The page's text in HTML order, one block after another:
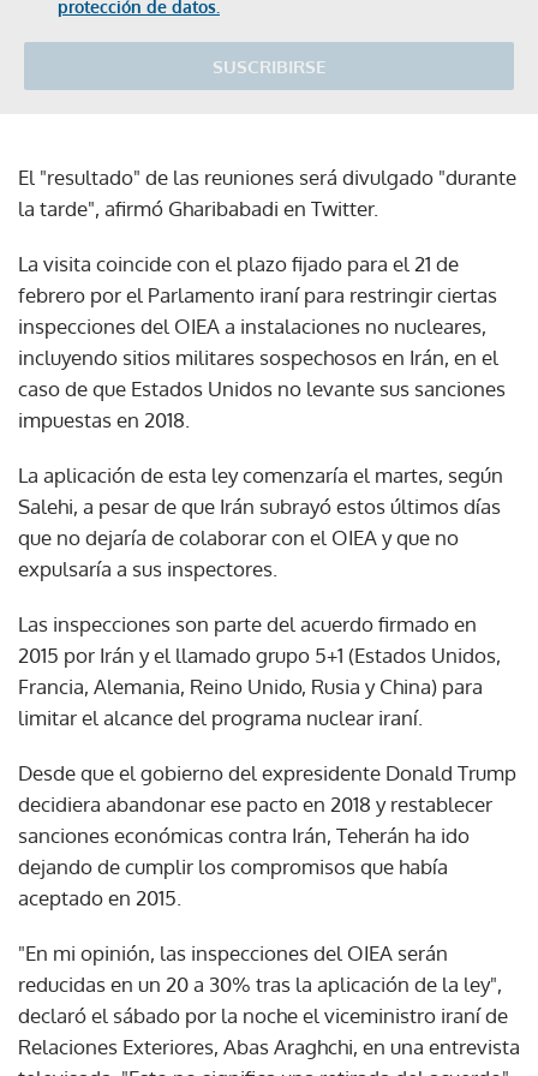
protección de datos.
SUSCRIBIRSE
El "resultado" de las reuniones será divulgado "durante
la tarde", afirmó Gharibabadi en Twitter.
La visita coincide con el plazo fijado para el 21 de
febrero por el Parlamento iraní para restringir ciertas
inspecciones del OIEA a instalaciones no nucleares,
incluyendo sitios militares sospechosos en Irán, en el
caso de que Estados Unidos no levante sus sanciones
impuestas en 2018.
La aplicación de esta ley comenzaría el martes, según
Salehi, a pesar de que Irán subrayó estos últimos días
que no dejaría de colaborar con el OIEA y que no
expulsaría a sus inspectores.
Las inspecciones son parte del acuerdo firmado en
2015 por Irán y el llamado grupo 5+1 (Estados Unidos,
Francia, Alemania, Reino Unido, Rusia y China) para
limitar el alcance del programa nuclear iraní.
Desde que el gobierno del expresidente Donald Trump
decidiera abandonar ese pacto en 2018 y restablecer
sanciones económicas contra Irán, Teherán ha ido
dejando de cumplir los compromisos que había
aceptado en 2015.
"En mi opinión, las inspecciones del OIEA serán
reducidas en un 20 a 30% tras la aplicación de la ley",
declaró el sábado por la noche el viceministro iraní de
Relaciones Exteriores, Abas Araghchi, en una entrevista